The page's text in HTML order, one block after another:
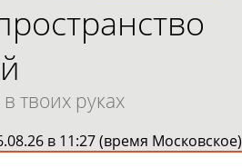
твоих руках
в 11:27 (время Московское)